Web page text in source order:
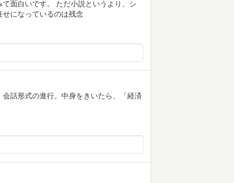
面白いです。 ただ小説というより、シ
になっているのは残念
話形式の進行。中身をきいたら、「経済